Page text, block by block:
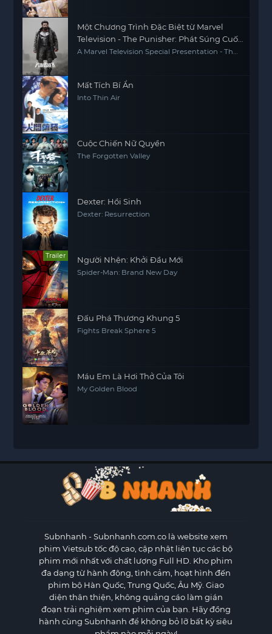
Một Chương Trình Đặc Biệt từ Marvel
Television - The Punisher: Phát Súng Cuối
Cùng
A Marvel Television Special Presentation - The
Mất Tích Bí Ẩn
Into Thin Air
Cuộc Chiến Nữ Quyền
The Forgotten Valley
Dexter: Hồi Sinh
Dexter: Resurrection
Trailer Người Nhện: Khởi Đầu Mới
Spider-Man: Brand New Day
Đấu Phá Thương Khung 5
Fights Break Sphere 5
Máu Em Là Hơi Thở Của Tôi
My Golden Blood
Subnhanh - Subnhanh.com.co là website xem
phim Vietsub tốc độ cao, cập nhật liên tục các bộ
phim mới nhất với chất lượng Full HD. Kho phim
đa dạng từ hành động, tình cảm, hoạt hình đến
phim bộ Hàn Quốc, Trung Quốc, Âu Mỹ. Giao
diện thân thiện, không quảng cáo làm gián
đoạn trải nghiệm xem phim của bạn. Hãy đồng
hành cùng Subnhanh để không bỏ lỡ bất kỳ siêu